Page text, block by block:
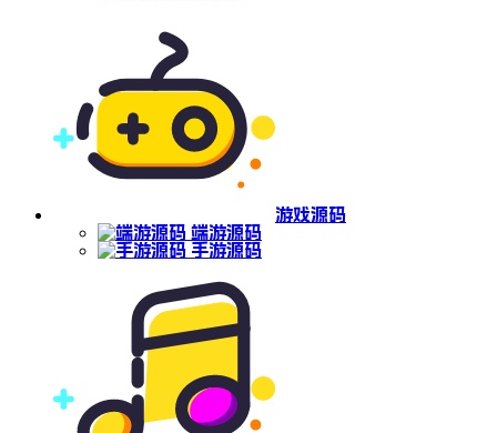
游戏源码
端游源码
手游源码